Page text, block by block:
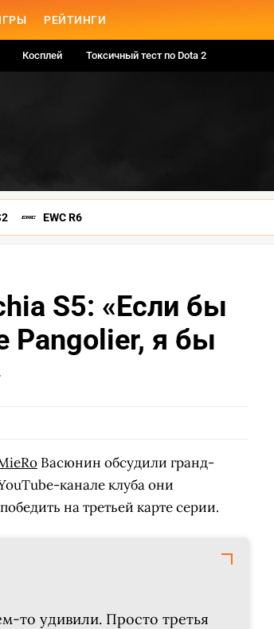
РЕЙТИНГИ
Косплей Токсичный тест по Dota 2
EWC R6
S5: «Если бы
Pangolier, я бы
Васюнин обсудили гранд-
канале клуба они
на третьей карте серии.
то удивили. Просто третья